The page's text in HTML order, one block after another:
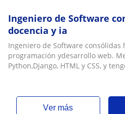
Ingeniero de Software
docencia y ia
Ingeniero de Software consólidas
programación ydesarrollo web.
Python,Django, HTML y CSS, y
ver más